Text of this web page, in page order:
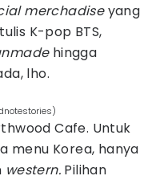
merchadiseyang
K-pop BTS,
hingga
lho.
Cafe. Untuk
menu Korea, hanya
western. Pilihan